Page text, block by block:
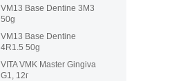
VM13 Base Dentine 3M3
50g
VM13 Base Dentine
4R1.5 50g
VITA VMK Master Gingiva
G1, 12г